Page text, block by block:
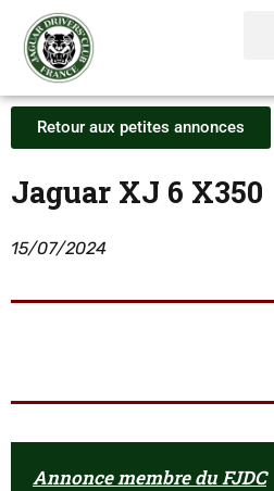
Retour aux petites annonces
Jaguar XJ 6 X350
15/07/2024
Annonce membre du FJDC